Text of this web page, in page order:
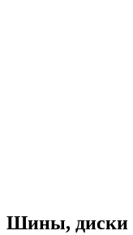
Шины, диски